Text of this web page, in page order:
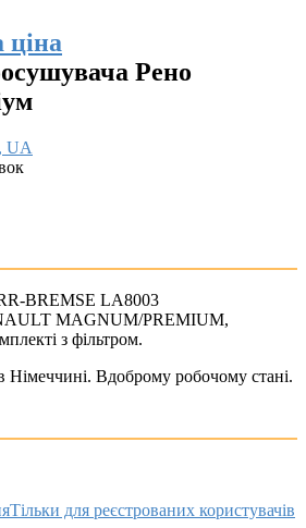
Рено
UA
BREMSE LA8003
MAGNUM/PREMIUM,
з фільтром.
Вдоброму робочому стані.
Тільки для реєстрованих користувачів